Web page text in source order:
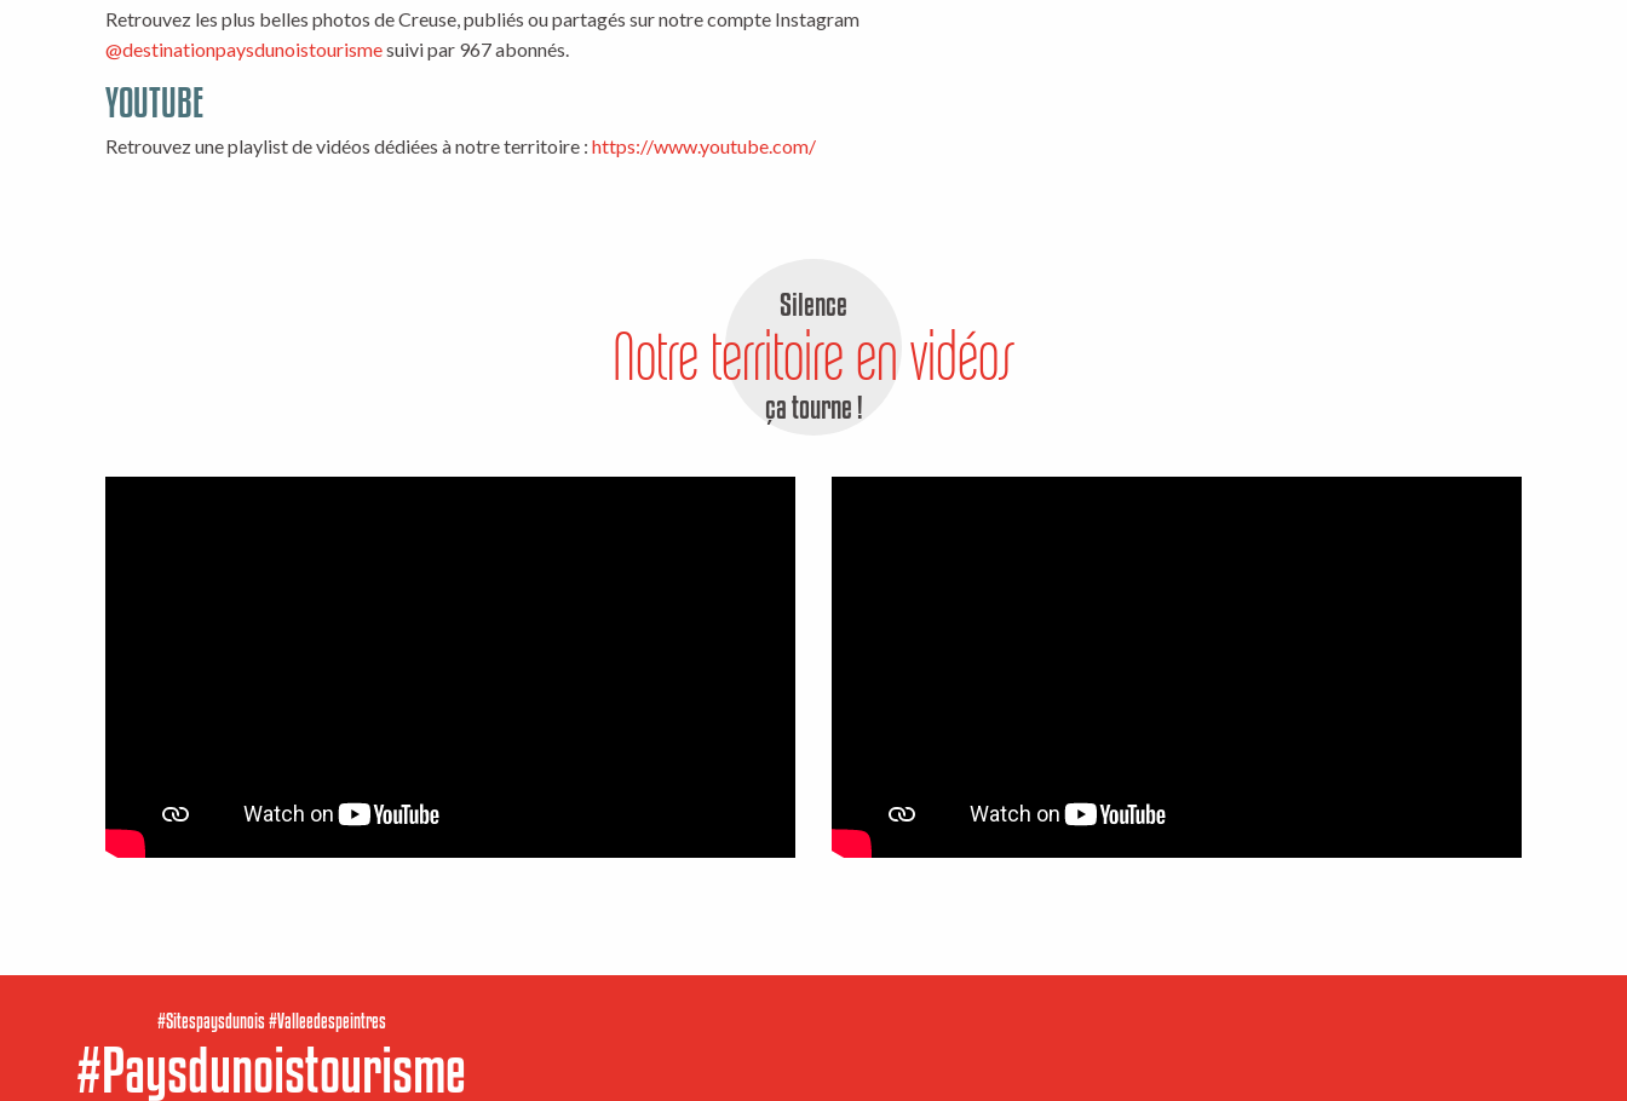
Retrouvez les plus belles photos de Creuse, publiés ou partagés sur notre compte Instagram
@destinationpaysdunoistourismesuivi par 967 abonnés.
YOUTUBE
Retrouvez une playlist de vidéos dédiées à notre territoire : https://www.youtube.com/
Silence
Notre territoire en vidéos
ça tourne !
#Sitespaysdunois #Valleedespeintres
#Paysdunoistourisme